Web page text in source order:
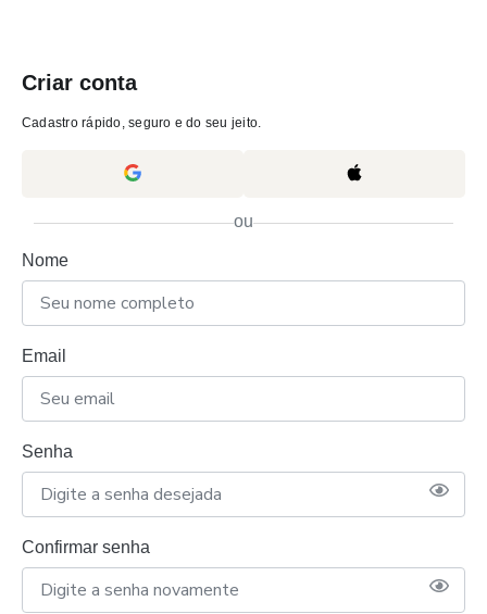
Criar conta
Cadastro rápido, seguro e do seu jeito.
ou
Nome
Email
Senha
Confirmar senha